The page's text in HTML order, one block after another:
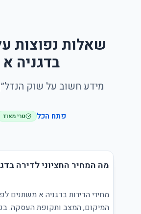
שאלות נפוצות
בדגניה א
מידע חשוב על שוק
פתח הכל טרי מאוד
מה המחיר החציוני לדירה
מחירי הדירות בדגניה א משתנים
המיקום, המצב ותקופת העסקה.